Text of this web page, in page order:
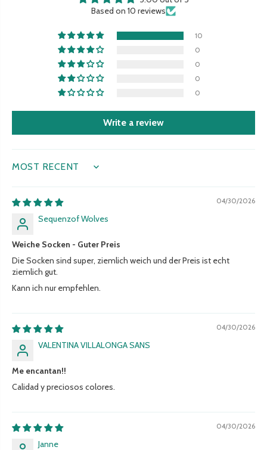
Based on 10 reviews
10
0
0
0
0
Write a review
SORT BY
04/30/2026
Sequenzof Wolves
Weiche Socken - Guter Preis
Die Socken sind super, ziemlich weich und der Preis ist echt
ziemlich gut.
Kann ich nur empfehlen.
04/30/2026
VALENTINA VILLALONGA SANS
Me encantan!!
Calidad y preciosos colores.
04/30/2026
Janne